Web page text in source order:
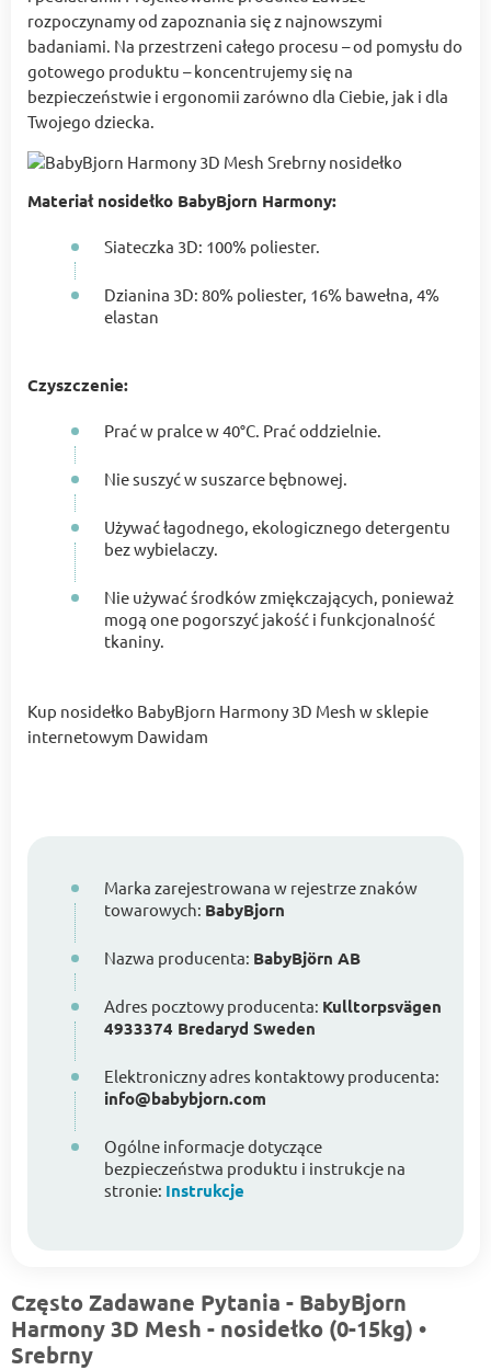
rozpoczynamy od zapoznania się z najnowszymi
badaniami. Na przestrzeni całego procesu – od pomysłu do
gotowego produktu – koncentrujemy się na
bezpieczeństwie i ergonomii zarówno dla Ciebie, jak i dla
Twojego dziecka.
Materiał nosidełko BabyBjorn Harmony:
Siateczka 3D: 100% poliester.
Dzianina 3D: 80% poliester, 16% bawełna, 4%
elastan
Czyszczenie:
Prać w pralce w 40°C. Prać oddzielnie.
Nie suszyć w suszarce bębnowej.
Używać łagodnego, ekologicznego detergentu
bez wybielaczy.
Nie używać środków zmiękczających, ponieważ
mogą one pogorszyć jakość i funkcjonalność
tkaniny.
Kup nosidełko BabyBjorn Harmony 3D Mesh w sklepie
internetowym Dawidam
Marka zarejestrowana w rejestrze znaków
towarowych: BabyBjorn
Nazwa producenta: BabyBjörn AB
Adres pocztowy producenta: Kulltorpsvägen
4933374 Bredaryd Sweden
Elektroniczny adres kontaktowy producenta:
info@babybjorn.com
Ogólne informacje dotyczące
bezpieczeństwa produktu i instrukcje na
stronie: Instrukcje
Często Zadawane Pytania - BabyBjorn
Harmony 3D Mesh - nosidełko (0-15kg) •
Srebrny